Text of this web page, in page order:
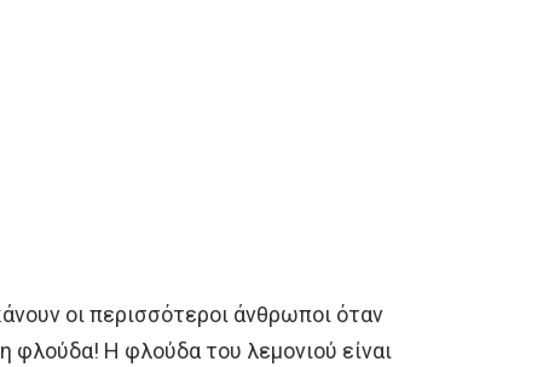
οι περισσότεροι άνθρωποι όταν
φλούδα! Η φλούδα του λεμονιού είναι